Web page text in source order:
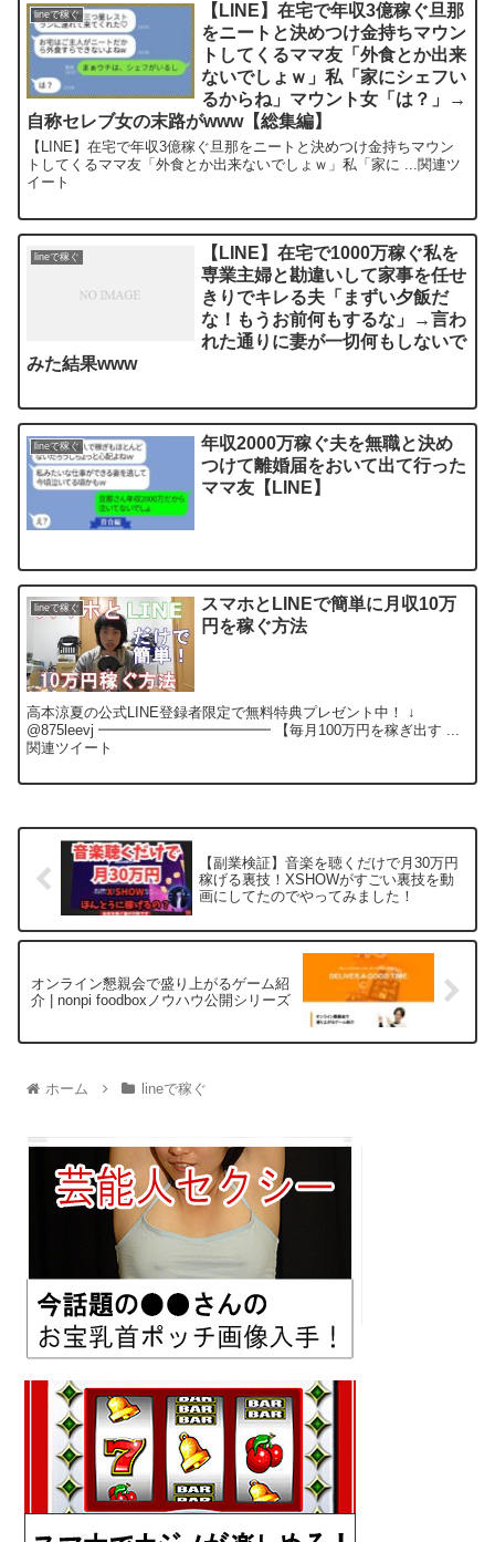
lineで稼ぐ
【LINE】在宅で年収3億稼ぐ旦那
をニートと決めつけ金持ちマウン
トしてくるママ友「外食とか出来
ないでしょｗ」私「家にシェフい
るからね」マウント女「は？」→
自称セレブ女の末路がwww【総集編】
【LINE】在宅で年収3億稼ぐ旦那をニートと決めつけ金持ちマウン
トしてくるママ友「外食とか出来ないでしょｗ」私「家に ...関連ツ
イート
lineで稼ぐ
【LINE】在宅で1000万稼ぐ私を
専業主婦と勘違いして家事を任せ
きりでキレる夫「まずい夕飯だ
な！もうお前何もするな」→言わ
れた通りに妻が一切何もしないで
みた結果www
lineで稼ぐ
年収2000万稼ぐ夫を無職と決め
つけて離婚届をおいて出て行った
ママ友【LINE】
lineで稼ぐ
スマホとLINEで簡単に月収10万
円を稼ぐ方法
高本涼夏の公式LINE登録者限定で無料特典プレゼント中！ ↓
@875leevj ━━━━━━━━━━━━ 【毎月100万円を稼ぎ出す ...
関連ツイート
【副業検証】音楽を聴くだけで月30万円
稼げる裏技！XSHOWがすごい裏技を動
画にしてたのでやってみました！
オンライン懇親会で盛り上がるゲーム紹
介 | nonpi foodboxノウハウ公開シリーズ
ホーム lineで稼ぐ